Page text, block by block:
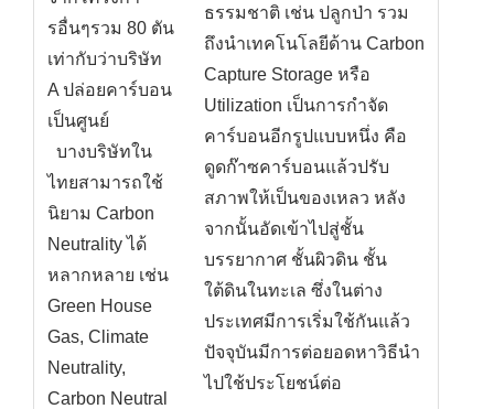
รอื่นๆรวม 80 ตัน
เท่ากับว่าบริษัท
A ปล่อยคาร์บอน
เป็นศูนย์
บางบริษัทใน
ไทยสามารถใช้
นิยาม Carbon
Neutrality ได้
หลากหลาย เช่น
Green House
Gas, Climate
Neutrality,
Carbon Neutral
ธรรมชาติ เช่น ปลูกป่า รวม
ถึงนำเทคโนโลยีด้าน Carbon
Capture Storage หรือ
Utilization เป็นการกำจัด
คาร์บอนอีกรูปแบบหนึ่ง คือ
ดูดก๊าซคาร์บอนแล้วปรับ
สภาพให้เป็นของเหลว หลัง
จากนั้นอัดเข้าไปสู่ชั้น
บรรยากาศ ชั้นผิวดิน ชั้น
ใต้ดินในทะเล ซึ่งในต่าง
ประเทศมีการเริ่มใช้กันแล้ว
ปัจจุบันมีการต่อยอดหาวิธีนำ
ไปใช้ประโยชน์ต่อ